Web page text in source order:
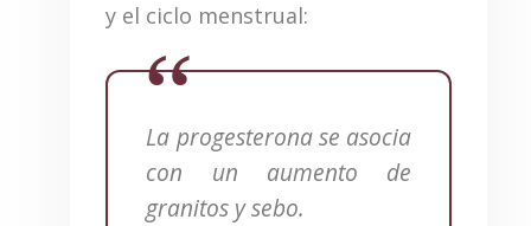
y el ciclo menstrual:
La progesterona se asocia
con un aumento de
granitos y sebo.